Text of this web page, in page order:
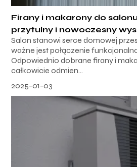
Firany i makarony do
przytulny i nowoczesny
Salon stanowi serce domowej
ważne jest połączenie
Odpowiednio dobrane firany i
całkowicie odmien...
2025-01-03